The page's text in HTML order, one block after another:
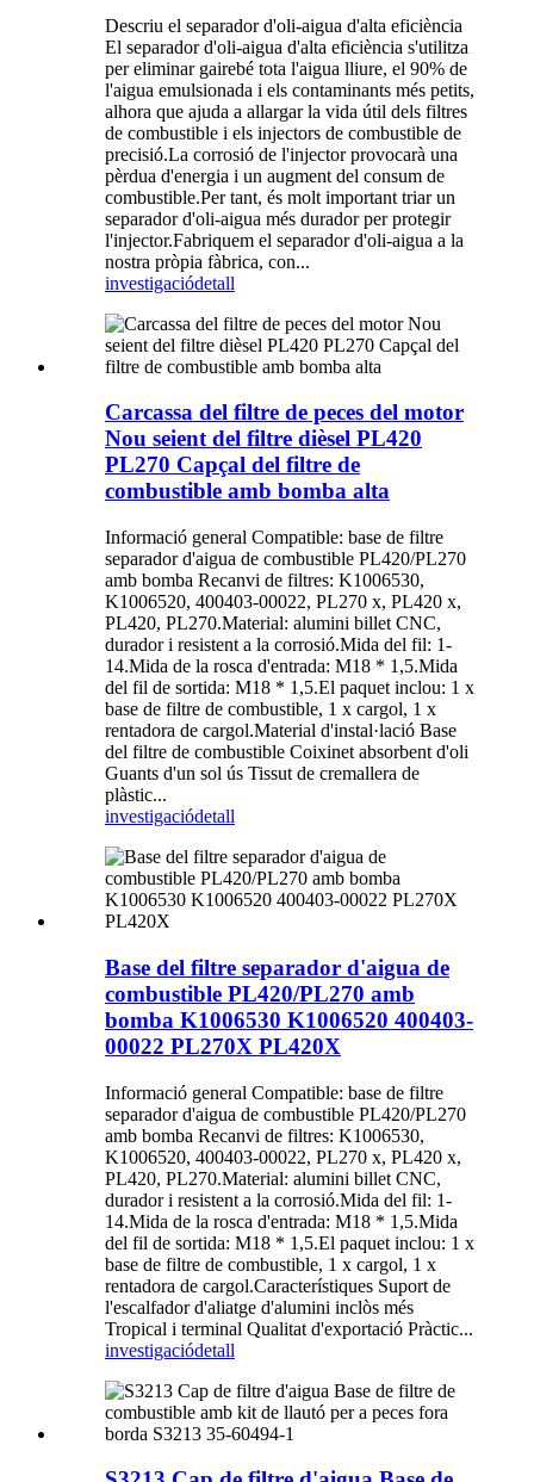
Descriu el separador d'oli-aigua d'alta eficiència
El separador d'oli-aigua d'alta eficiència s'utilitza
per eliminar gairebé tota l'aigua lliure, el 90% de
l'aigua emulsionada i els contaminants més petits,
alhora que ajuda a allargar la vida útil dels filtres
de combustible i els injectors de combustible de
precisió.La corrosió de l'injector provocarà una
pèrdua d'energia i un augment del consum de
combustible.Per tant, és molt important triar un
separador d'oli-aigua més durador per protegir
l'injector.Fabriquem el separador d'oli-aigua a la
nostra pròpia fàbrica, con...
investigaciódetall
Carcassa del filtre de peces del motor
Nou seient del filtre dièsel PL420
PL270 Capçal del filtre de
combustible amb bomba alta
Informació general Compatible: base de filtre
separador d'aigua de combustible PL420/PL270
amb bomba Recanvi de filtres: K1006530,
K1006520, 400403-00022, PL270 x, PL420 x,
PL420, PL270.Material: alumini billet CNC,
durador i resistent a la corrosió.Mida del fil: 1-
14.Mida de la rosca d'entrada: M18 * 1,5.Mida
del fil de sortida: M18 * 1,5.El paquet inclou: 1 x
base de filtre de combustible, 1 x cargol, 1 x
rentadora de cargol.Material d'instal·lació Base
del filtre de combustible Coixinet absorbent d'oli
Guants d'un sol ús Tissut de cremallera de
plàstic...
investigaciódetall
Base del filtre separador d'aigua de
combustible PL420/PL270 amb
bomba K1006530 K1006520 400403-
00022 PL270X PL420X
Informació general Compatible: base de filtre
separador d'aigua de combustible PL420/PL270
amb bomba Recanvi de filtres: K1006530,
K1006520, 400403-00022, PL270 x, PL420 x,
PL420, PL270.Material: alumini billet CNC,
durador i resistent a la corrosió.Mida del fil: 1-
14.Mida de la rosca d'entrada: M18 * 1,5.Mida
del fil de sortida: M18 * 1,5.El paquet inclou: 1 x
base de filtre de combustible, 1 x cargol, 1 x
rentadora de cargol.Característiques Suport de
l'escalfador d'aliatge d'alumini inclòs més
Tropical i terminal Qualitat d'exportació Pràctic...
investigaciódetall